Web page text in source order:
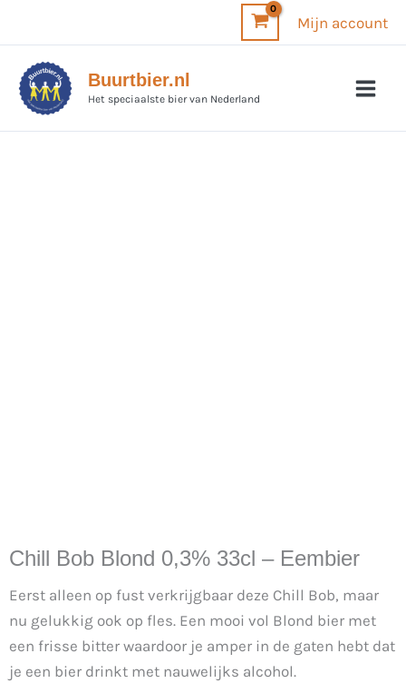
inhoud
Mijn account
Buurtbier.nl
Het speciaalste bier van Nederland
Chill Bob Blond 0,3% 33cl – Eembier
Eerst alleen op fust verkrijgbaar deze Chill Bob, maar
nu gelukkig ook op fles. Een mooi vol Blond bier met
een frisse bitter waardoor je amper in de gaten hebt dat
je een bier drinkt met nauwelijks alcohol.